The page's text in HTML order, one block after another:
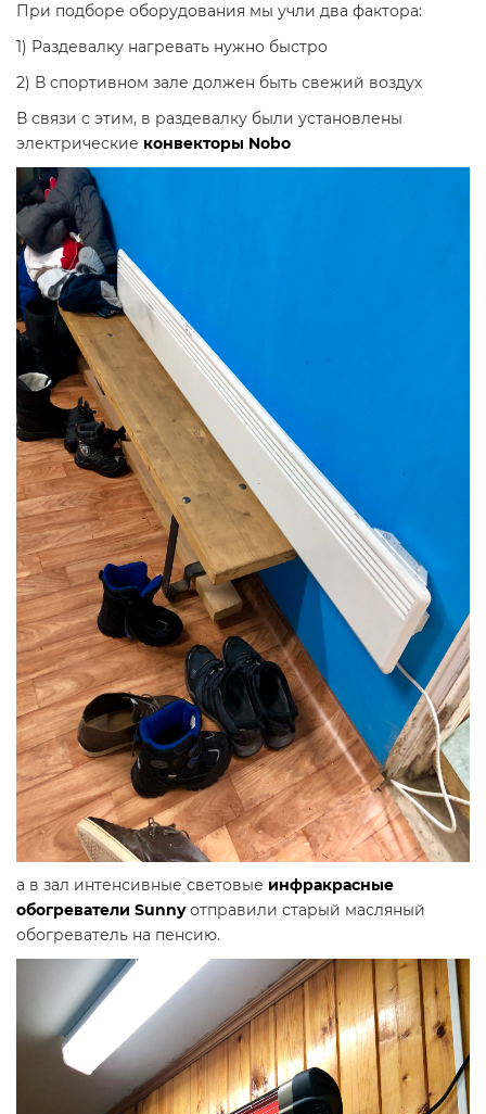
При подборе оборудования мы учли два фактора:
1) Раздевалку нагревать нужно быстро
2) В спортивном зале должен быть свежий воздух
В связи с этим, в раздевалку были установлены
электрические конвекторы Nobo
а в зал интенсивные световые инфракрасные
обогреватели Sunnyотправили старый масляный
обогреватель на пенсию.